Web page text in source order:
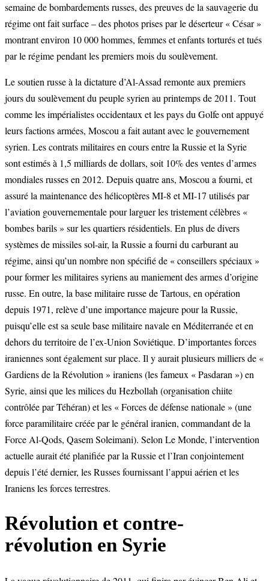
semaine de bombardements russes, des preuves de la sauvagerie du
régime ont fait surface – des photos prises par le déserteur « César »
montrant environ 10 000 hommes, femmes et enfants torturés et tués
par le régime pendant les premiers mois du soulèvement.
Le soutien russe à la dictature d’Al-Assad remonte aux premiers
jours du soulèvement du peuple syrien au printemps de 2011. Tout
comme les impérialistes occidentaux et les pays du Golfe ont appuyé
leurs factions armées, Moscou a fait autant avec le gouvernement
syrien. Les contrats militaires en cours entre la Russie et la Syrie
sont estimés à 1,5 milliards de dollars, soit 10% des ventes d’armes
mondiales russes en 2012. Depuis quatre ans, Moscou a fourni, et
assuré la maintenance des hélicoptères MI-8 et MI-17 utilisés par
l’aviation gouvernementale pour larguer les tristement célèbres «
bombes barils » sur les quartiers résidentiels. En plus de divers
systèmes de missiles sol-air, la Russie a fourni du carburant au
régime, ainsi qu’un nombre non spécifié de « conseillers spéciaux »
pour former les militaires syriens au maniement des armes d’origine
russe. En outre, la base militaire russe de Tartous, en opération
depuis 1971, relève d’une importance majeure pour la Russie,
puisqu’elle est sa seule base militaire navale en Méditerranée et en
dehors du territoire de l’ex-Union Soviétique. D’importantes forces
iraniennes sont également sur place. Il y aurait plusieurs milliers de «
Gardiens de la Révolution » iraniens (les fameux « Pasdaran ») en
Syrie, ainsi que les milices du Hezbollah (organisation chiite
contrôlée par Téhéran) et les « Forces de défense nationale » (une
force paramilitaire créée par le général iranien, commandant de la
Force Al-Qods, Qasem Soleimani). Selon Le Monde, l’intervention
actuelle aurait été planifiée par la Russie et l’Iran conjointement
depuis l’été dernier, les Russes fournissant l’appui aérien et les
Iraniens les forces terrestres.
Révolution et contre-
révolution en Syrie